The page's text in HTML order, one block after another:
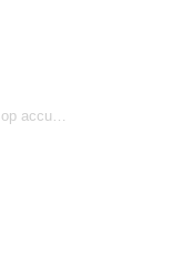
op accu…